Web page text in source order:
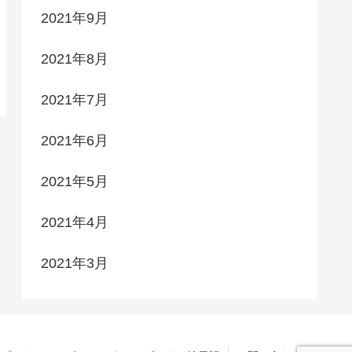
2021年9月
2021年8月
2021年7月
2021年6月
2021年5月
2021年4月
2021年3月